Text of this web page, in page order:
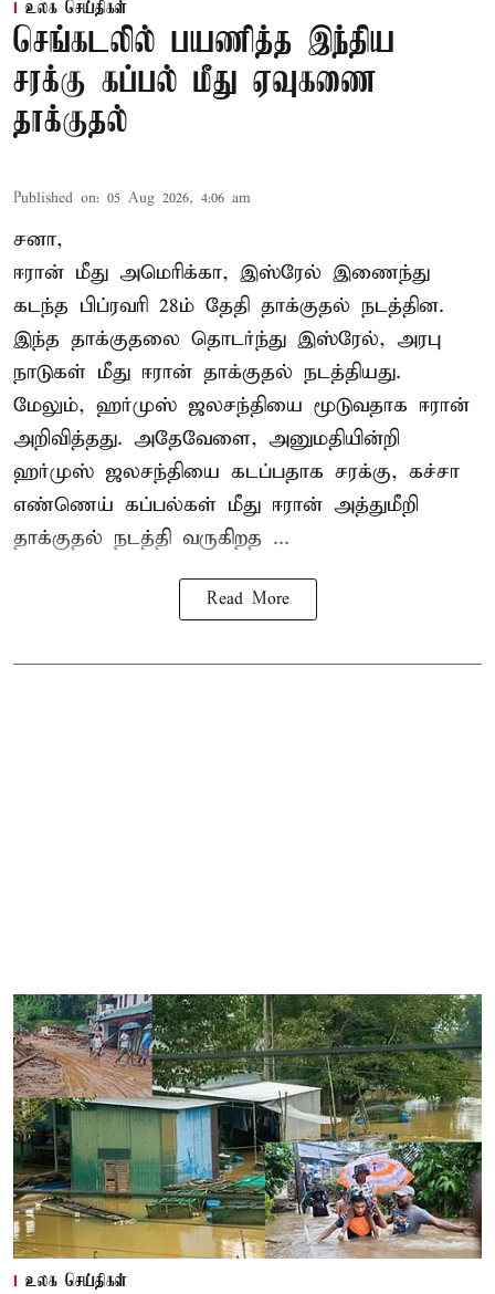
உலக செய்திகள்
செங்கடலில் பயணித்த இந்திய
சரக்கு கப்பல் மீது ஏவுகணை
தாக்குதல்
Published on: 05 Aug 2026, 4:06 am
சனா,
ஈரான் மீது அமெரிக்கா, இஸ்ரேல் இணைந்து
கடந்த பிப்ரவரி 28ம் தேதி தாக்குதல் நடத்தின.
இந்த தாக்குதலை தொடர்ந்து இஸ்ரேல், அரபு
நாடுகள் மீது ஈரான் தாக்குதல் நடத்தியது.
மேலும், ஹர்முஸ் ஜலசந்தியை மூடுவதாக ஈரான்
அறிவித்தது. அதேவேளை, அனுமதியின்றி
ஹர்முஸ் ஜலசந்தியை கடப்பதாக சரக்கு, கச்சா
எண்ணெய் கப்பல்கள் மீது ஈரான் அத்துமீறி
தாக்குதல் நடத்தி வருகிறத ...
Read More
உலக செய்திகள்